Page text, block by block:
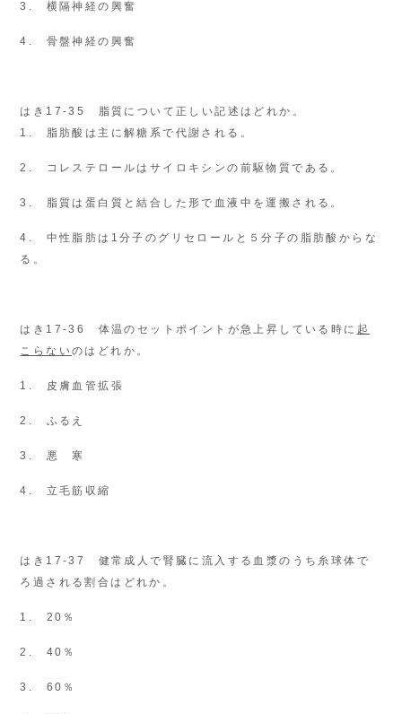
3. 横隔神経の興奮
4. 骨盤神経の興奮
はき17-35 脂質について正しい記述はどれか。
1. 脂肪酸は主に解糖系で代謝される。
2. コレステロールはサイロキシンの前駆物質である。
3. 脂質は蛋白質と結合した形で血液中を運搬される。
4. 中性脂肪は1分子のグリセロールと５分子の脂肪酸からな
る。
はき17-36 体温のセットポイントが急上昇している時に 起
こらないのはどれか。
1. 皮膚血管拡張
2. ふるえ
3. 悪 寒
4. 立毛筋収縮
はき17-37 健常成人で腎臓に流入する血漿のうち糸球体で
ろ過される割合はどれか。
1. 20％
2. 40％
3. 60％